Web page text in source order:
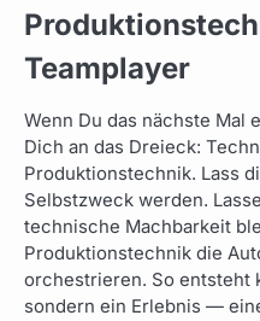
Teamplayer
Wenn Du das nächste Mal
Dich an das Dreieck:
Produktionstechnik. Lass
Selbstzweck werden.
technische Machbarkeit
Produktionstechnik die
orchestrieren. So entsteht
sondern ein Erlebnis —